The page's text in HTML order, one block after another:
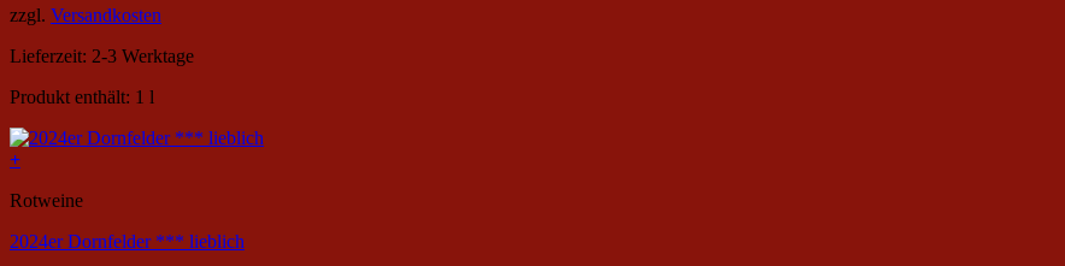
zzgl. Versandkosten
Lieferzeit: 2-3 Werktage
Produkt enthält: 1 l
+
Rotweine
2024er Dornfelder *** lieblich